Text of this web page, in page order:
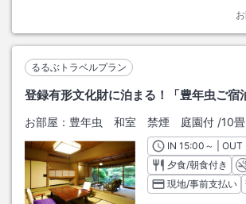
るるぶトラベルプラン
登録有形文化財に泊まる！「豊年虫ご宿
お部屋： 豊年虫 和室 禁煙 庭園付 /10
INチェックイン
15:00 ～ | OUT
夕食/朝食付き
現地/事前支払い